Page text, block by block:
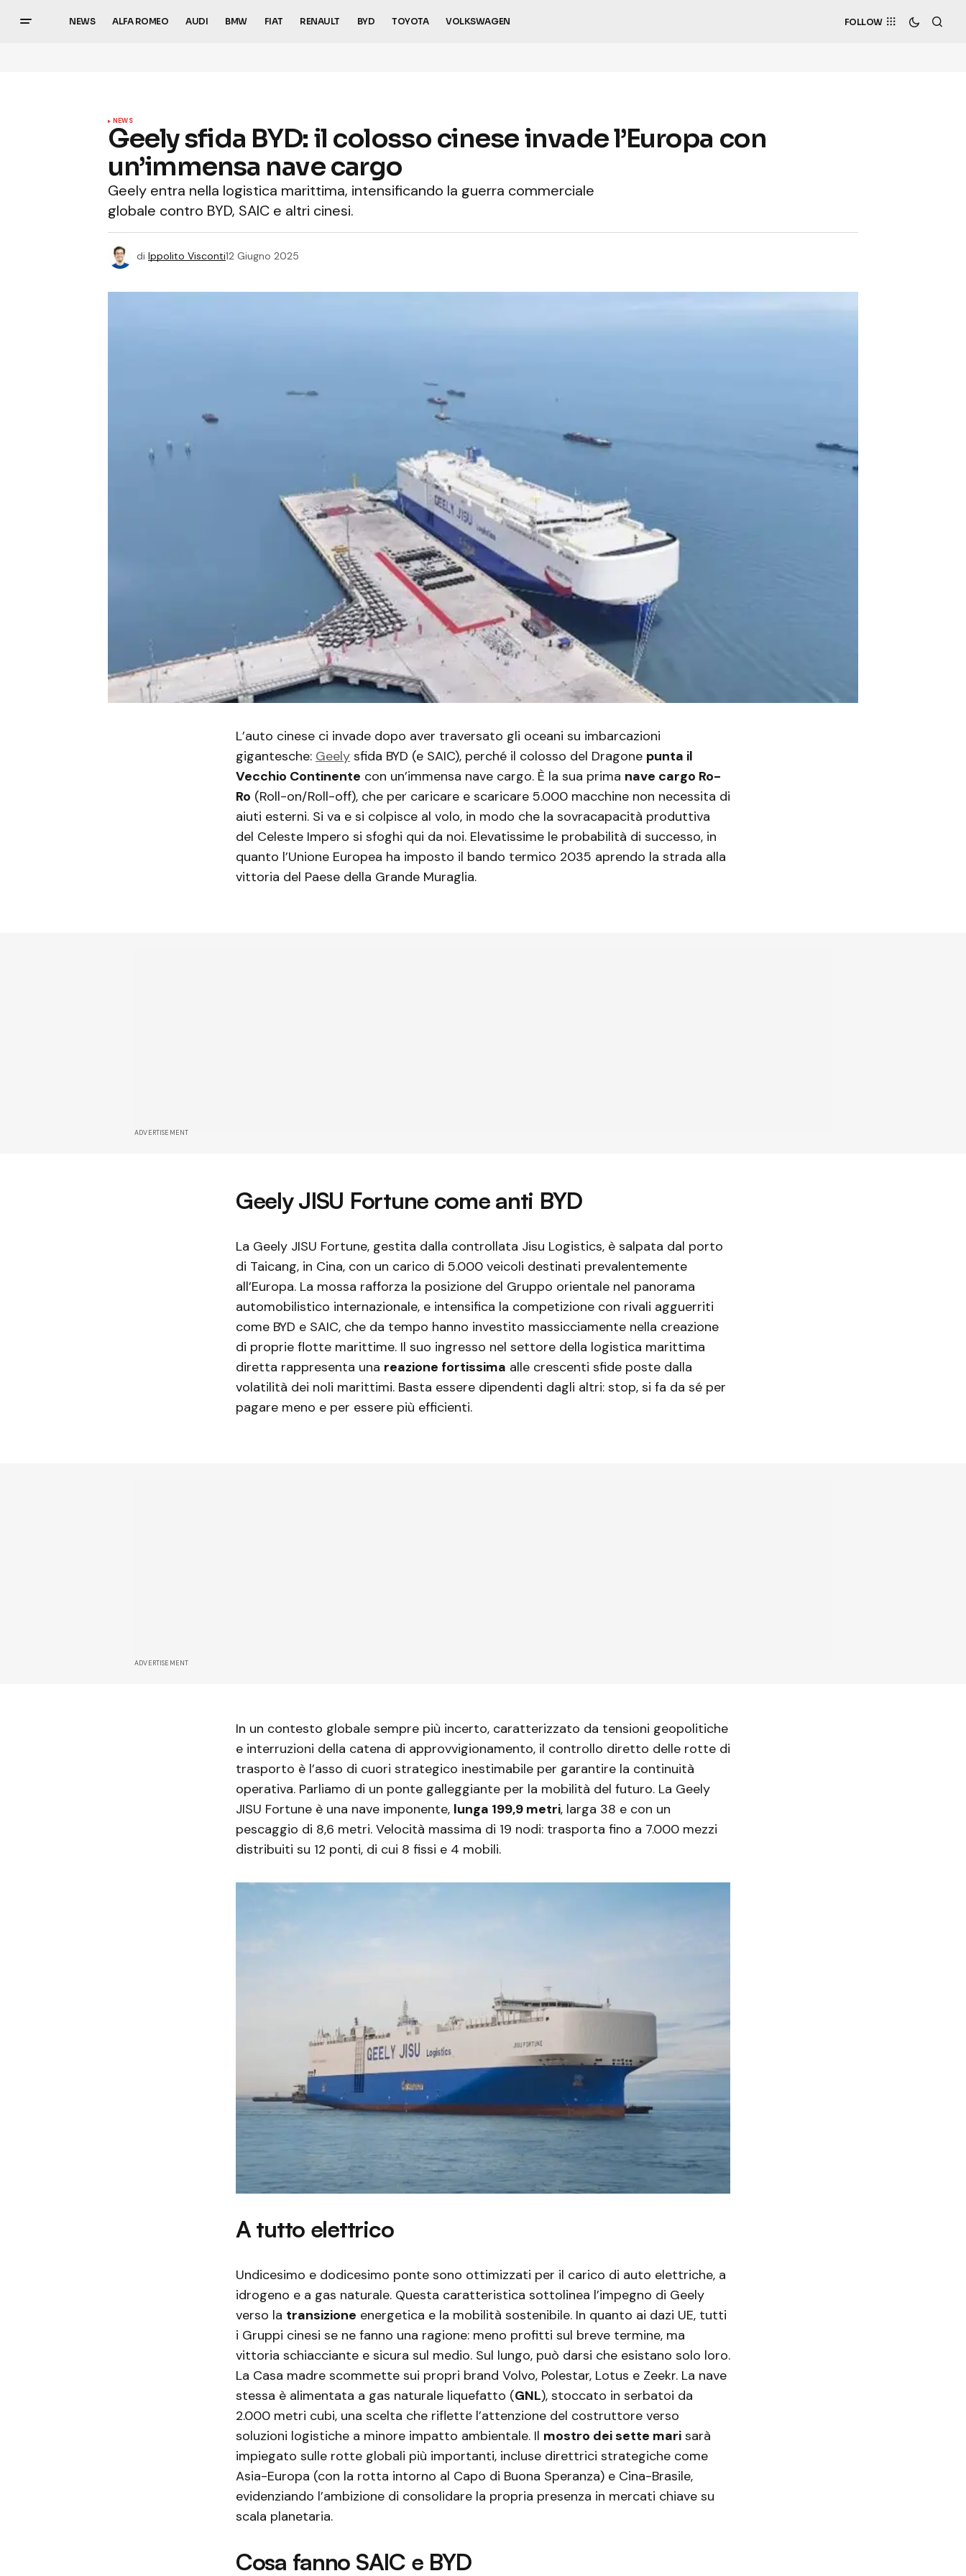
NEWS ALFA ROMEO AUDI BMW FIAT RENAULT BYD TOYOTA VOLKSWAGEN FOLLOW
NEWS
Geely sfida BYD: il colosso cinese invade l’Europa con
un’immensa nave cargo
Geely entra nella logistica marittima, intensificando la guerra commerciale
globale contro BYD, SAIC e altri cinesi.
di Ippolito Visconti12 Giugno 2025
L’auto cinese ci invade dopo aver traversato gli oceani su imbarcazioni
gigantesche: Geely sfida BYD (e SAIC), perché il colosso del Dragone punta il
Vecchio Continente con un’immensa nave cargo. È la sua prima nave cargo Ro-
Ro (Roll-on/Roll-off), che per caricare e scaricare 5.000 macchine non necessita di
aiuti esterni. Si va e si colpisce al volo, in modo che la sovracapacità produttiva
del Celeste Impero si sfoghi qui da noi. Elevatissime le probabilità di successo, in
quanto l’Unione Europea ha imposto il bando termico 2035 aprendo la strada alla
vittoria del Paese della Grande Muraglia.
ADVERTISEMENT
Geely JISU Fortune come anti BYD
La Geely JISU Fortune, gestita dalla controllata Jisu Logistics, è salpata dal porto
di Taicang, in Cina, con un carico di 5.000 veicoli destinati prevalentemente
all’Europa. La mossa rafforza la posizione del Gruppo orientale nel panorama
automobilistico internazionale, e intensifica la competizione con rivali agguerriti
come BYD e SAIC, che da tempo hanno investito massicciamente nella creazione
di proprie flotte marittime. Il suo ingresso nel settore della logistica marittima
diretta rappresenta una reazione fortissima alle crescenti sfide poste dalla
volatilità dei noli marittimi. Basta essere dipendenti dagli altri: stop, si fa da sé per
pagare meno e per essere più efficienti.
ADVERTISEMENT
In un contesto globale sempre più incerto, caratterizzato da tensioni geopolitiche
e interruzioni della catena di approvvigionamento, il controllo diretto delle rotte di
trasporto è l’asso di cuori strategico inestimabile per garantire la continuità
operativa. Parliamo di un ponte galleggiante per la mobilità del futuro. La Geely
JISU Fortune è una nave imponente, lunga 199,9 metri, larga 38 e con un
pescaggio di 8,6 metri. Velocità massima di 19 nodi: trasporta fino a 7.000 mezzi
distribuiti su 12 ponti, di cui 8 fissi e 4 mobili.
A tutto elettrico
Undicesimo e dodicesimo ponte sono ottimizzati per il carico di auto elettriche, a
idrogeno e a gas naturale. Questa caratteristica sottolinea l’impegno di Geely
verso la transizione energetica e la mobilità sostenibile. In quanto ai dazi UE, tutti
i Gruppi cinesi se ne fanno una ragione: meno profitti sul breve termine, ma
vittoria schiacciante e sicura sul medio. Sul lungo, può darsi che esistano solo loro.
La Casa madre scommette sui propri brand Volvo, Polestar, Lotus e Zeekr. La nave
stessa è alimentata a gas naturale liquefatto (GNL), stoccato in serbatoi da
2.000 metri cubi, una scelta che riflette l’attenzione del costruttore verso
soluzioni logistiche a minore impatto ambientale. Il mostro dei sette mari sarà
impiegato sulle rotte globali più importanti, incluse direttrici strategiche come
Asia-Europa (con la rotta intorno al Capo di Buona Speranza) e Cina-Brasile,
evidenziando l’ambizione di consolidare la propria presenza in mercati chiave su
scala planetaria.
Cosa fanno SAIC e BYD